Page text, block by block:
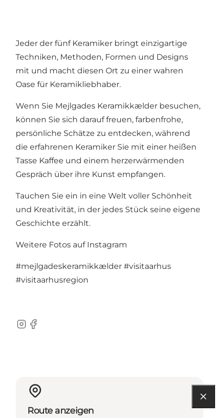
Jeder der fünf Keramiker bringt einzigartige
Techniken, Methoden, Formen und Designs
mit und macht diesen Ort zu einer wahren
Oase für Keramikliebhaber.
Wenn Sie Mejlgades Keramikkælder besuchen,
können Sie sich darauf freuen, farbenfrohe,
persönliche Schätze zu entdecken, während
die erfahrenen Keramiker Sie mit einer heißen
Tasse Kaffee und einem herzerwärmenden
Gespräch über ihre Kunst empfangen.
Tauchen Sie ein in eine Welt voller Schönheit
und Kreativität, in der jedes Stück seine eigene
Geschichte erzählt.
Weitere Fotos auf Instagram
#mejlgadeskeramikkælder #visitaarhus
#visitaarhusregion
Instagram
Facebook
Route anzeigen